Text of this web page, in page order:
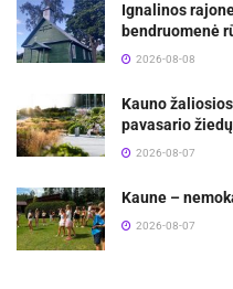
Ignalinos
bendruomenė
2026-08-08
Kauno
pavasario
2026-08-07
Kaune –
2026-08-07